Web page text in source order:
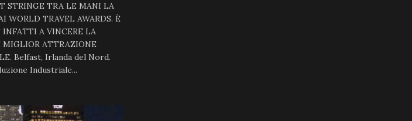
STRINGE TRA LE MANI LA
WORLD TRAVEL AWARDS. È
A VINCERE LA
ATTRAZIONE
Belfast, Irlanda del Nord.
Industriale...